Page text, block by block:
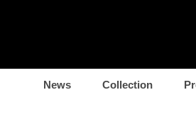
News Collection